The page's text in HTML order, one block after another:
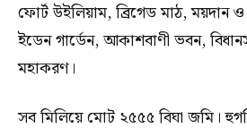
ফোর্ট উইলিয়াম, ব্রিগেড মাঠ, ময়দান
ইডেন গার্ডেন, আকাশবাণী ভবন,
মহাকরণ।
সব মিলিয়ে মোট ২৫৫৫ বিঘা জমি।